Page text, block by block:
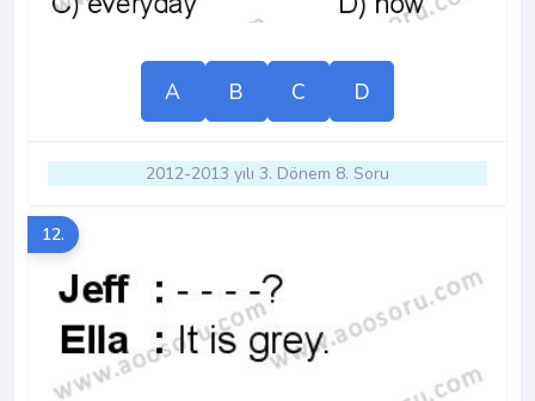
A B C D
2012-2013 yılı 3. Dönem 8. Soru
12.